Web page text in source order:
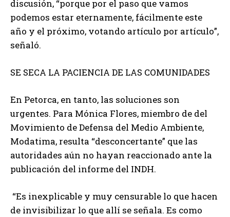
discusión, “porque por el paso que vamos
podemos estar eternamente, fácilmente este
año y el próximo, votando artículo por artículo”,
señaló.
SE SECA LA PACIENCIA DE LAS COMUNIDADES
En Petorca, en tanto, las soluciones son
urgentes. Para Mónica Flores, miembro de del
Movimiento de Defensa del Medio Ambiente,
Modatima, resulta “desconcertante” que las
autoridades aún no hayan reaccionado ante la
publicación del informe del INDH.
“Es inexplicable y muy censurable lo que hacen
de invisibilizar lo que allí se señala. Es como